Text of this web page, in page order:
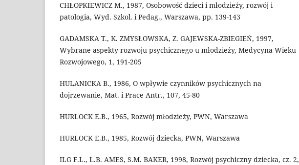
CHŁOPKIEWICZ M., 1987, Osobowość dzieci i młodzieży, rozwój i
patologia, Wyd. Szkol. i Pedag., Warszawa, pp. 139-143
GADAMSKA T., K. ZMYSŁOWSKA, Z. GAJEWSKA-ZBIEGIEŃ, 1997,
Wybrane aspekty rozwoju psychicznego u młodzieży, Medycyna Wieku
Rozwojowego, 1, 191-205
HULANICKA B., 1986, O wpływie czynników psychicznych na
dojrzewanie, Mat. i Prace Antr., 107, 45-80
HURLOCK E.B., 1965, Rozwój młodzieży, PWN, Warszawa
HURLOCK E.B., 1985, Rozwój dziecka, PWN, Warszawa
ILG F.L., L.B. AMES, S.M. BAKER, 1998, Rozwój psychiczny dziecka, cz. 2,